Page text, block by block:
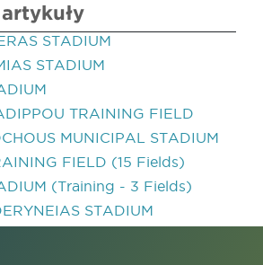
STADIUM
STADIUM
TRAINING FIELD
MUNICIPAL STADIUM
FIELD (15 Fields)
(Training - 3 Fields)
STADIUM